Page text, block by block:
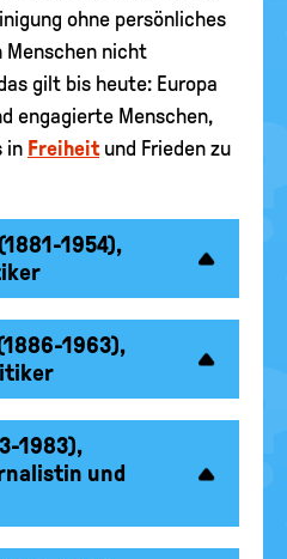
ohne persönliches
Menschen nicht
gilt bis heute: Europa
engagierte Menschen,
in Freiheitund Frieden zu
1954),
1963),
1983),
und